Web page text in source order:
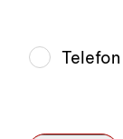
Telefon